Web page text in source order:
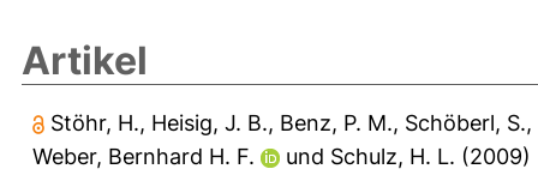
Artikel
Stöhr, H., Heisig, J. B., Benz, P. M., Schöberl, S.,
Weber, Bernhard H. F.
und Schulz, H. L. (2009)